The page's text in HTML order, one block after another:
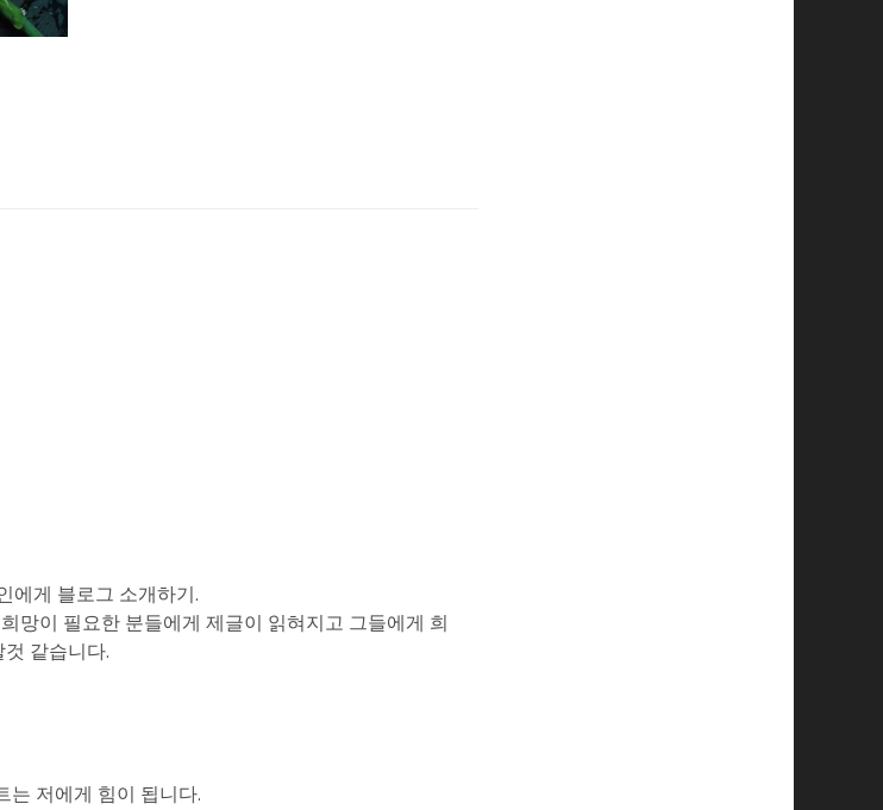
에게 블로그 소개하기.
망이 필요한 분들에게 제글이 읽혀지고 그들에게 희
같습니다.
는 저에게 힘이 됩니다.